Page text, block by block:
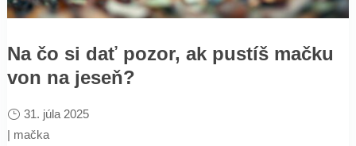
Na čo si dať pozor, ak pustíš mačku
von na jeseň?
31. júla 2025
| mačka